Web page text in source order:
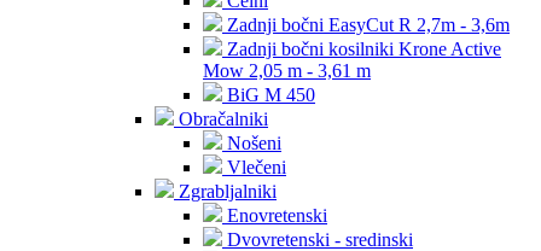
Zadnji bočni EasyCut R 2,7m - 3,6m
Zadnji bočni kosilniki Krone Active
Mow 2,05 m - 3,61 m
BiG M 450
Obračalniki
Nošeni
Vlečeni
Zgrabljalniki
Enovretenski
Dvovretenski - sredinski